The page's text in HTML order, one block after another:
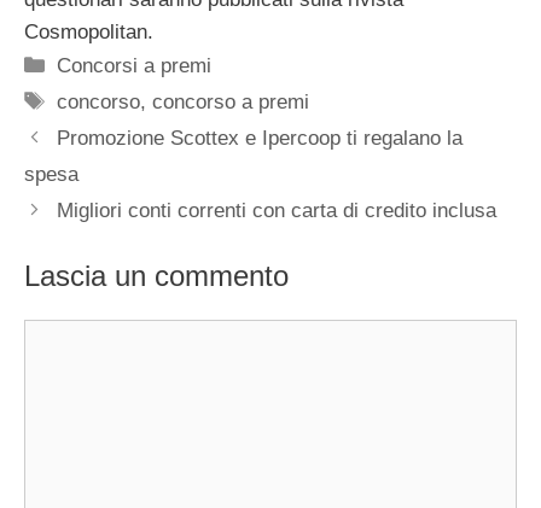
Cosmopolitan.
Categorie
Concorsi a premi
Tag
concorso,concorso a premi
Promozione Scottex e Ipercoop ti regalano la
spesa
Migliori conti correnti con carta di credito inclusa
Lascia un commento